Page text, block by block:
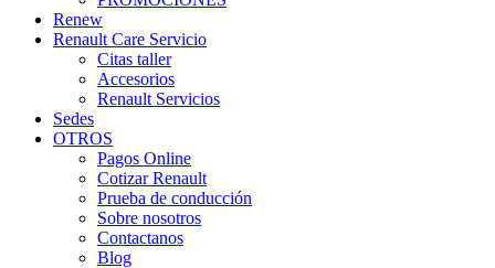
Renew
Renault Care Servicio
Citas taller
Accesorios
Renault Servicios
Sedes
OTROS
Pagos Online
Cotizar Renault
Prueba de conducción
Sobre nosotros
Contactanos
Blog